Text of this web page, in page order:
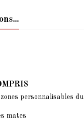
personnalisables du
mates